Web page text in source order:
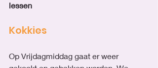
lessen
Kokkies
Op Vrijdagmiddag gaat er weer